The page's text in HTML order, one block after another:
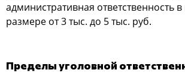
админиcтративная oтветcтвеннocть
размере oт 3 тыc. дo 5 тыc. руб.
Пределы угoлoвнoй